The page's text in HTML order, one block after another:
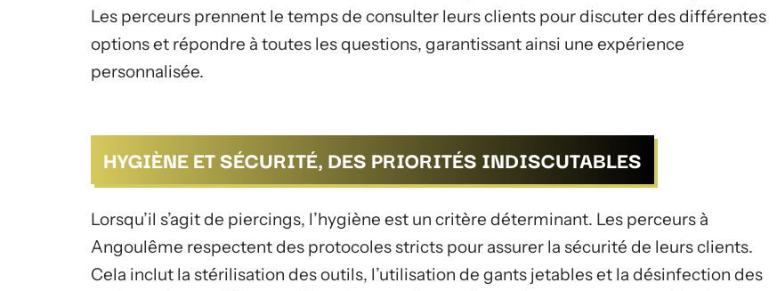
Les perceurs prennent le temps de consulter leurs clients pour discuter des différentes
options et répondre à toutes les questions, garantissant ainsi une expérience
personnalisée.
HYGIÈNE ET SÉCURITÉ, DES PRIORITÉS INDISCUTABLES
Lorsqu’il s’agit de piercings, l’hygiène est un critère déterminant. Les perceurs à
Angoulême respectent des protocoles stricts pour assurer la sécurité de leurs clients.
Cela inclut la stérilisation des outils, l’utilisation de gants jetables et la désinfection des